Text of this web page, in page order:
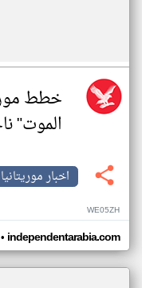
خطط
الموت"
اخبار موريتانيا
WE05ZH
• independentarabia.com